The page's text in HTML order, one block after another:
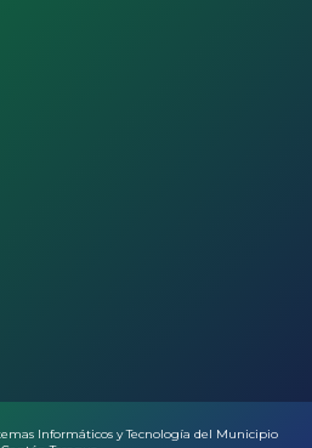
Informáticos y Tecnología del Municipio